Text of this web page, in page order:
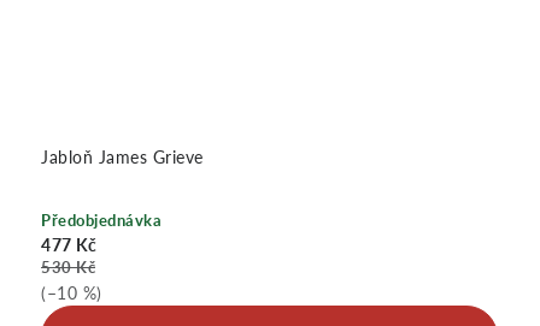
Jabloň James Grieve
Předobjednávka
477 Kč
530 Kč
(–10 %)